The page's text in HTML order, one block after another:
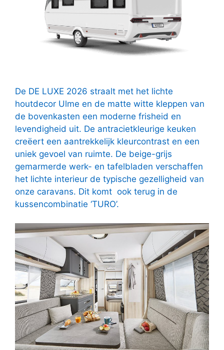
De DE LUXE 2026 straalt met het lichte
houtdecor Ulme en de matte witte kleppen van
de bovenkasten een moderne frisheid en
levendigheid uit. De antracietkleurige keuken
creëert een aantrekkelijk kleurcontrast en een
uniek gevoel van ruimte. De beige-grijs
gemarmerde werk- en tafelbladen verschaffen
het lichte interieur de typische gezelligheid van
onze caravans. Dit komt ook terug in de
kussencombinatie ‘TURO’.